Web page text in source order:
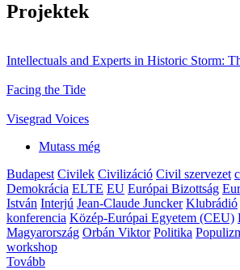
Projektek
Intellectuals and Experts in Historic Storm:
Facing the Tide
Visegrad Voices
Mutass még
Budapest Civilek Civilizáció Civil szervezet
Demokrácia ELTE EU Európai Bizottság
István Interjú Jean-Claude Juncker Klubrádió
konferencia Közép-Európai Egyetem (CEU)
Magyarország Orbán Viktor Politika
workshop
Tovább